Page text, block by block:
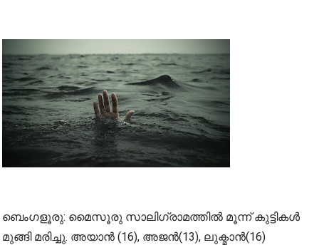
ബെംഗളൂരു: മൈസൂരു സാലിഗ്രാമത്തില്‍ മൂന്ന് കുട്ടികള്‍
മുങ്ങി മരിച്ചു. അയാന്‍ (16), അജന്‍(13), ലുക്മാന്‍(16)